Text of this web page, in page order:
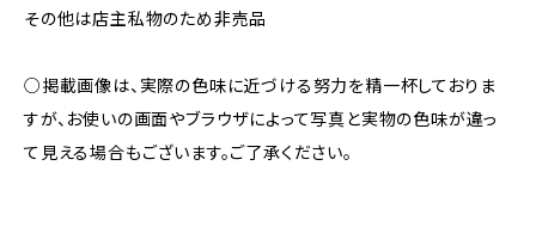
その他は店主私物のため非売品
○掲載画像は、実際の色味に近づける努力を精一杯しておりま
すが、お使いの画面やブラウザによって写真と実物の色味が違っ
て見える場合もございます。ご了承ください。